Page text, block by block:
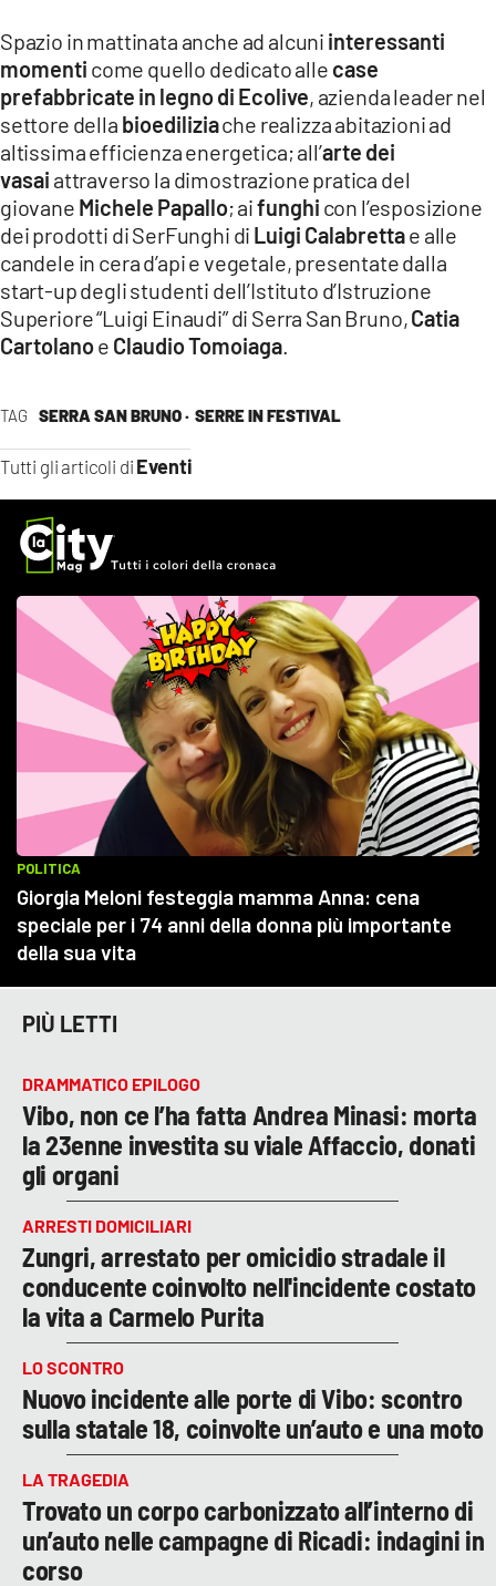
TAG SERRA SAN BRUNO · SERRE IN FESTIVAL
Tutti gli articoli di Eventi
Spazio in mattinata anche ad alcuni interessanti
momenti come quello dedicato alle case
prefabbricate in legno di Ecolive, azienda leader nel
settore della bioediliziache realizza abitazioni ad
altissima efficienza energetica; all’arte dei
vasai attraverso la dimostrazione pratica del
giovane Michele Papallo; aifunghi con l’esposizione
dei prodotti di SerFunghi di Luigi Calabrettae alle
candele in cera d’api e vegetale, presentate dalla
start-up degli studenti dell’Istituto d’Istruzione
Superiore “Luigi Einaudi” di Serra San Bruno,Catia
Cartolanoe Claudio Tomoiaga.
PIÙ LETTI
DRAMMATICO EPILOGO
Vibo, non ce l’ha fatta Andrea Minasi: morta
la 23enne investita su viale Affaccio, donati
gli organi
ARRESTI DOMICILIARI
Zungri, arrestato per omicidio stradale il
conducente coinvolto nell'incidente costato
la vita a Carmelo Purita
LO SCONTRO
Nuovo incidente alle porte di Vibo: scontro
sulla statale 18, coinvolte un’auto e una moto
LA TRAGEDIA
Trovato un corpo carbonizzato all’interno di
un’auto nelle campagne di Ricadi: indagini in
corso